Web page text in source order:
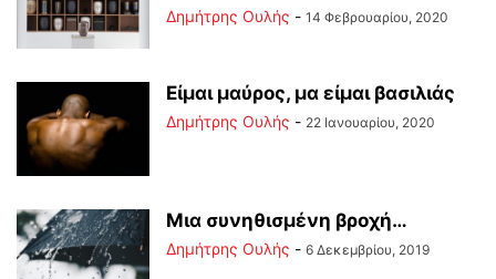
Δημήτρης Ουλής - 14 Φεβρουαρίου, 2020
Είμαι μαύρος, μα είμαι βασιλιάς
Δημήτρης Ουλής - 22 Ιανουαρίου, 2020
Μια συνηθισμένη βροχή…
Δημήτρης Ουλής - 6 Δεκεμβρίου, 2019